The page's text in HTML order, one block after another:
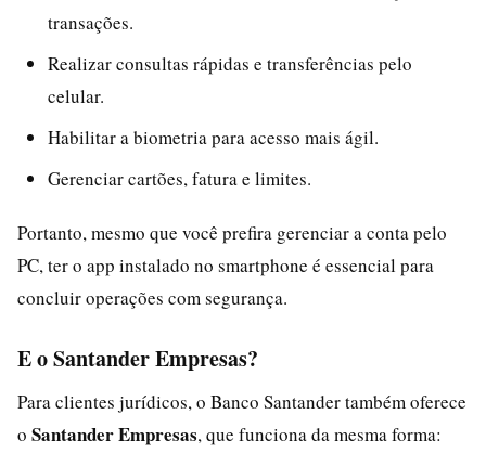
transações.
Realizar consultas rápidas e transferências pelo
celular.
Habilitar a biometria para acesso mais ágil.
Gerenciar cartões, fatura e limites.
Portanto, mesmo que você prefira gerenciar a conta pelo
PC, ter o app instalado no smartphone é essencial para
concluir operações com segurança.
E o Santander Empresas?
Para clientes jurídicos, o Banco Santander também oferece
o Santander Empresas, que funciona da mesma forma: